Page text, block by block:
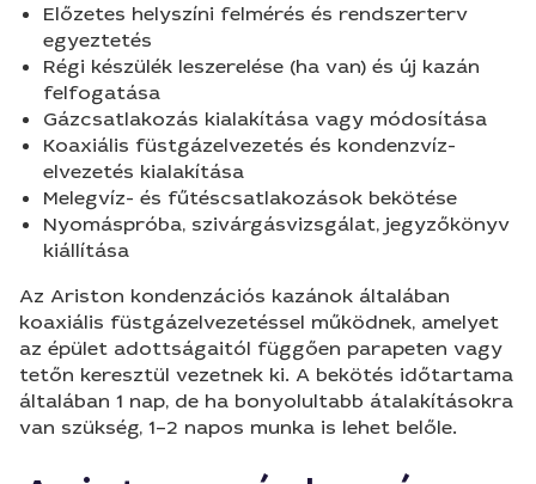
Előzetes helyszíni felmérés és rendszerterv
egyeztetés
Régi készülék leszerelése (ha van) és új kazán
felfogatása
Gázcsatlakozás kialakítása vagy módosítása
Koaxiális füstgázelvezetés és kondenzvíz-
elvezetés kialakítása
Melegvíz- és fűtéscsatlakozások bekötése
Nyomáspróba, szivárgásvizsgálat, jegyzőkönyv
kiállítása
Az Ariston kondenzációs kazánok általában
koaxiális füstgázelvezetéssel működnek, amelyet
az épület adottságaitól függően parapeten vagy
tetőn keresztül vezetnek ki. A bekötés időtartama
általában 1 nap, de ha bonyolultabb átalakításokra
van szükség, 1–2 napos munka is lehet belőle.